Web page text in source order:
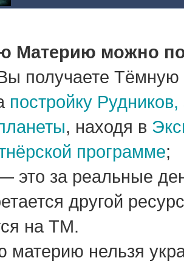
Материю можно
получаете
постройку
, находя в
программе;
это за реальные
другой
на ТМ.
нельзя